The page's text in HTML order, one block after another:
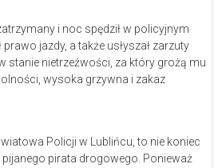
i noc spędził w policyjnym
jazdy, a także usłyszał zarzuty
stanie nietrzeźwości, za który grożą mu
wysoka grzywna i zakaz
Policji w Lublińcu, to nie koniec
pirata drogowego. Ponieważ